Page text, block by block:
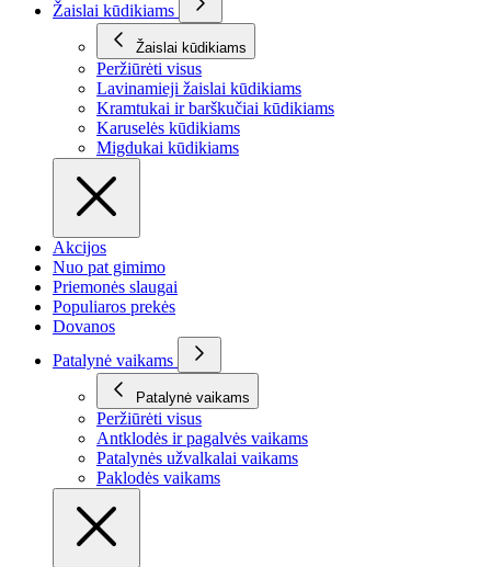
Žaislai kūdikiams
Žaislai kūdikiams
Peržiūrėti visus
Lavinamieji žaislai kūdikiams
Kramtukai ir barškučiai kūdikiams
Karuselės kūdikiams
Migdukai kūdikiams
Akcijos
Nuo pat gimimo
Priemonės slaugai
Populiaros prekės
Dovanos
Patalynė vaikams
Patalynė vaikams
Peržiūrėti visus
Antklodės ir pagalvės vaikams
Patalynės užvalkalai vaikams
Paklodės vaikams